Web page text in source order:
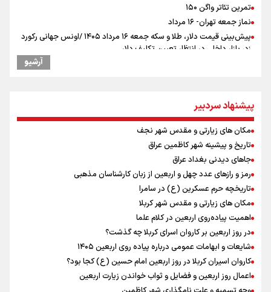
تمرین تئاتر واگن ۱۵۰
نماز جمعه تهران- ۱۶ مرداد
پیش‌بینی قیمت دلار، طلا و سکه جمعه ۱۶ مرداد ۱۴۰۵ /اونس جهانی رکورد
زد، بازار داخلی در انتظار تعیین تکلیف دلار
کانادا دو مظنون تیراندازی در نزدیکی کنسولگری آمریکا را بازداشت کرد
ترامپ انگشت تهدید را به سمت سوئیس گرفت؛ اقتصادتان را به هم
می‌ریزم
نصیری: امیدوارم با خوشرنگ‌ترین مدال‌ها به ایران برگردیم/ حضور شهاب
حسینی در اردو به تیم انگیزه می‌دهد/ امیدوارم پرسپولیس فصل موفقی
داشته باشد
میان صعود و سقوط
افزایش تعداد قربانیان تیراندازی در مدرسه تایلندی
گوشت ارزان نمی‌شود
دانیال شه‌بخش: اردوی ازبکستان کیفیت فنی تیم ملی را بالا برد/ برای
مدال ناگویا باید قهرمانان جهان و المپیک را شکست دهیم
موسی جنپو، بازیکن فصل گذشته استقلال به پانتولیکوس یونان پیوست
آرشیو
پیشنهاد سردبیر
مکان های زیارتی و مقدس شهر نجف
تاریخ و پیشینه شهر کاظمین عراق
جاهای دیدنی بغداد عراق
رمز و رازهای عدد چهل و اربعین از زبان کارشناسان مذهبی
تاریخچه حرم عسکرین (ع) در سامرا
مکان های زیارتی و مقدس شهر کربلا
اهمیت پیاده‌روی اربعین در کلام علما
در روز اربعین بر کاروان اسرای کربلا چه گذشت؟
شایعات و ابهامات عمومی درباره پیاده روی اربعین ۱۴۰۵
کاروان اسیران کربلا در روز اربعین امام حسین (ع) کجا بود؟
اعمال روز اربعین و فضایل و ثواب خواندن زیارت اربعین